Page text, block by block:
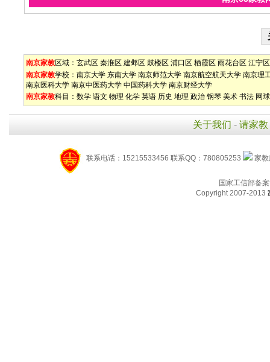
南京家教区域： 玄武区 秦淮区 建邺区 鼓楼区 浦口区 栖霞区 雨花台区 江宁区
南京家教学校： 南京大学 东南大学 南京师范大学 南京航空航天大学 南京理
南京医科大学 南京中医药大学 中国药科大学 南京财经大学
南京家教科目： 数学 语文 物理 化学 英语 历史 地理 政治 钢琴 美术 书法 网球
关于我们 - 请家教
联系电话：15215533456 联系QQ：780805253 家
国家工信部备
Copyright 2007-2013